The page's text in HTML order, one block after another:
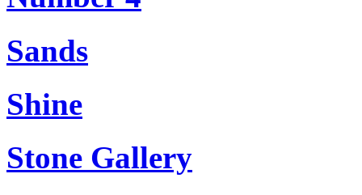
Sands
Shine
Stone Gallery